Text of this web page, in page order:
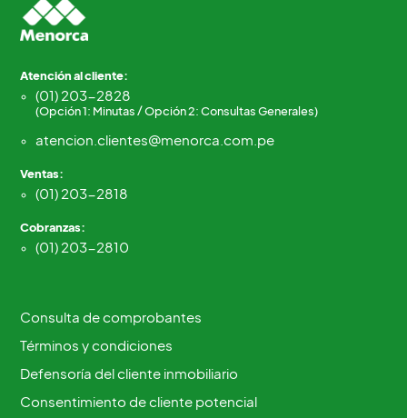
Atención al cliente:
(01) 203-2828
(Opción 1: Minutas / Opción 2: Consultas Generales)
atencion.clientes@menorca.com.pe
Ventas:
(01) 203-2818
Cobranzas:
(01) 203-2810
Consulta de comprobantes
Términos y condiciones
Defensoría del cliente inmobiliario
Consentimiento de cliente potencial